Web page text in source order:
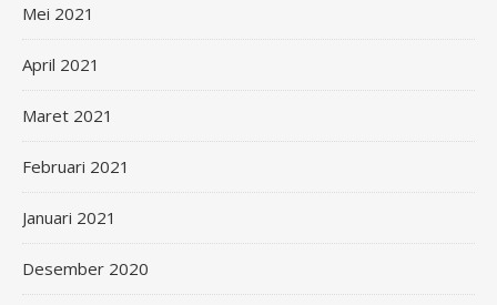
Mei 2021
April 2021
Maret 2021
Februari 2021
Januari 2021
Desember 2020